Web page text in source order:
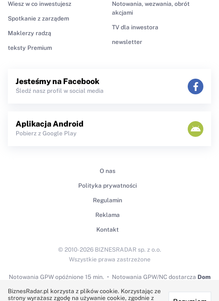
Wiesz w co inwestujesz
Spotkanie z zarządem
Maklerzy radzą
teksty Premium
Notowania, wezwania, obrót
akcjami
TV dla inwestora
newsletter
Jesteśmy na Facebook
Śledź nasz profil w social media
Aplikacja Android
Pobierz z Google Play
O nas
Polityka prywatności
Regulamin
Reklama
Kontakt
Notowania GPWopóźnione 15 min. Notowania GPW/NC dostarcza Dom
© 2010-2026 BIZNESRADAR sp. z o.o.
Wszystkie prawa zastrzeżone
BiznesRadar.pl korzysta z plików cookie. Korzystając ze
strony wyrażasz zgodę na używanie cookie, zgodnie z